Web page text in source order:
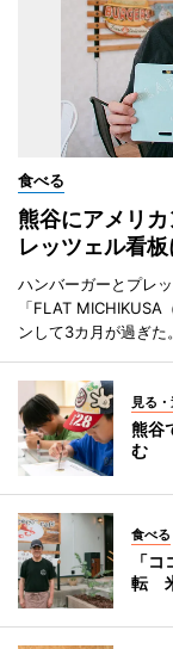
食べる
熊谷にアメリ
レッツェル看板
ハンバーガーとプレ
「FLAT
ンして3カ月が過ぎた。
見る
熊谷
む
食べる
「
転